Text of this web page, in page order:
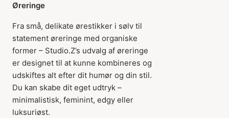
Øreringe
Fra små, delikate ørestikker i sølv til
statement øreringe med organiske
former – Studio.Z’s udvalg af øreringe
er designet til at kunne kombineres og
udskiftes alt efter dit humør og din stil.
Du kan skabe dit eget udtryk –
minimalistisk, feminint, edgy eller
luksuriøst.